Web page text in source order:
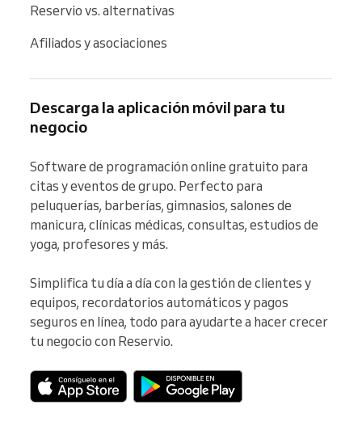
Reservio vs. alternativas
Afiliados y asociaciones
Descarga la aplicación móvil para tu
negocio
Software de programación online gratuito para
citas y eventos de grupo. Perfecto para
peluquerías, barberías, gimnasios, salones de
manicura, clínicas médicas, consultas, estudios de
yoga, profesores y más.
Simplifica tu día a día con la gestión de clientes y
equipos, recordatorios automáticos y pagos
seguros en línea, todo para ayudarte a hacer crecer
tu negocio con Reservio.